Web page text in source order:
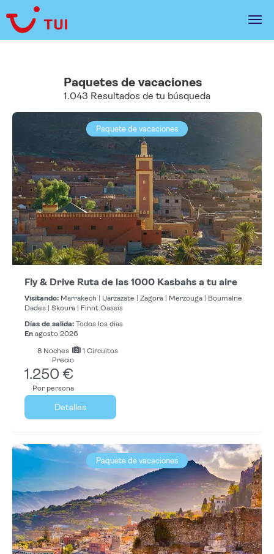
Paquetes de vacaciones
1.043 Resultados de tu búsqueda
Paquete de vacaciones
Fly & Drive Ruta de las 1000 Kasbahs a tu aire
Visitando: Marrakech | Uarzazate | Zagora | Merzouga |
Boumalne
Dades |
Skoura |
Finnt Oassis
Días de salida: Todos los dias
En agosto 2026
8 Noches
1 Circuitos
Precio
1.250 €
Por persona
Detalles
Paquete de vacaciones